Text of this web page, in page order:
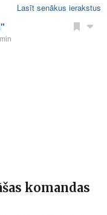
Lasīt senākus ierakstus
komandas